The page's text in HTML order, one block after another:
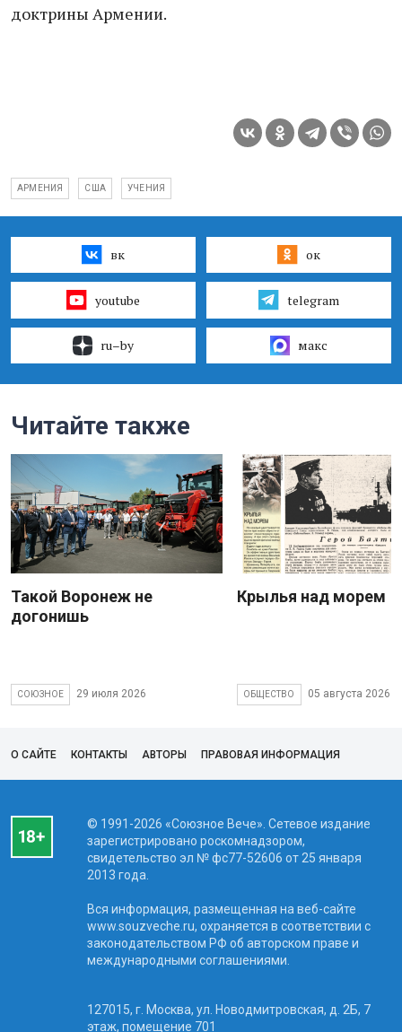
доктрины Армении.
АРМЕНИЯ США УЧЕНИЯ
вк ок
youtube telegram
ru–by макс
Читайте также
Такой Воронеж не
догонишь
СОЮЗНОЕ 29 июля 2026
Крылья над морем
ОБЩЕСТВО 05 августа 2026
О САЙТЕ КОНТАКТЫ АВТОРЫ ПРАВОВАЯ ИНФОРМАЦИЯ
© 1991-2026 «Союзное Вече». Сетевое издание
зарегистрировано роскомнадзором,
свидетельство эл № фc77-52606 от 25 января
2013 года.
Вся информация, размещенная на веб-сайте
www.souzveche.ru, охраняется в соответствии с
законодательством РФ об авторском праве и
международными соглашениями.
127015, г. Москва, ул. Новодмитровская, д. 2Б, 7
этаж, помещение 701